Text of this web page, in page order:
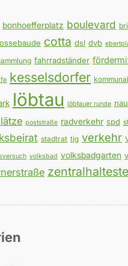
bonhoefferplatz boulevard
cotta dsl dvb
fahrradständer
kesselsdorfer
löbtau löbtauer runde
poststraße radverkehr spd
stadtrat tjg verkehr
volksbad volksbadgarten